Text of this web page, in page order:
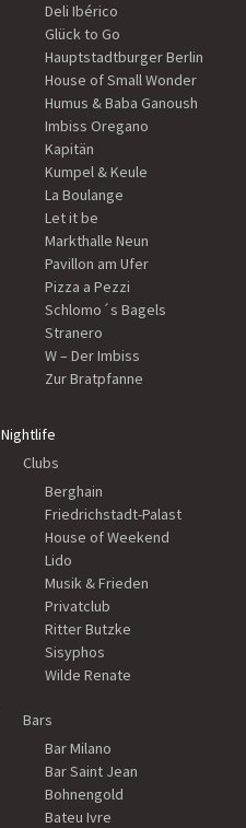
Deli Ibérico
Glück to Go
Hauptstadtburger Berlin
House of Small Wonder
Humus & Baba Ganoush
Imbiss Oregano
Kapitän
Kumpel & Keule
La Boulange
Let it be
Markthalle Neun
Pavillon am Ufer
Pizza a Pezzi
Schlomo´s Bagels
Stranero
W – Der Imbiss
Zur Bratpfanne
Nightlife
Clubs
Berghain
Friedrichstadt-Palast
House of Weekend
Lido
Musik & Frieden
Privatclub
Ritter Butzke
Sisyphos
Wilde Renate
Bars
Bar Milano
Bar Saint Jean
Bohnengold
Bateu Ivre